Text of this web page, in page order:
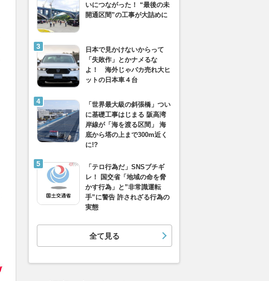
いにつながった！ “最後の未
開通区間”の工事が大詰めに
日本で見かけないからって
「失敗作」とかナメるな
よ！ 海外じゃバカ売れ大ヒ
ットの日本車４台
「世界最大級の斜張橋」つい
に基礎工事はじまる 阪高湾
岸線が「海を渡る区間」 海
底から塔の上まで300m近く
に!?
「テロ行為だ」SNSブチギ
レ！ 国交省「地域の命を脅
かす行為」と”非常識運転
手”に警告 許されざる行為の
実態
全て見る